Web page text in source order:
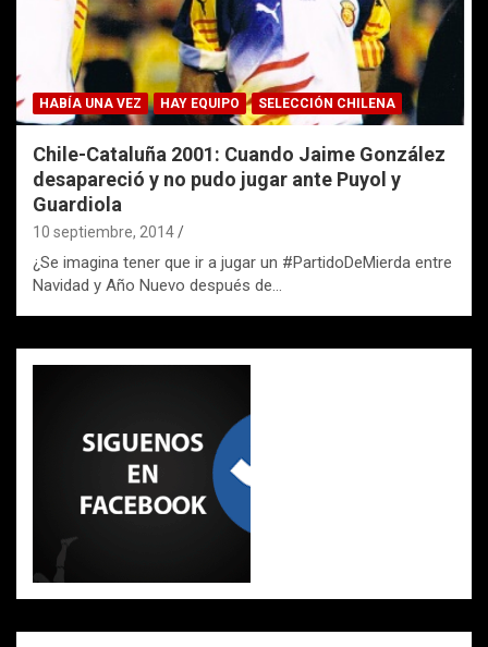
HABÍA UNA VEZ HAY EQUIPO SELECCIÓN CHILENA
Chile-Cataluña 2001: Cuando Jaime González
desapareció y no pudo jugar ante Puyol y
Guardiola
10 septiembre, 2014
¿Se imagina tener que ir a jugar un #PartidoDeMierda entre
Navidad y Año Nuevo después de…